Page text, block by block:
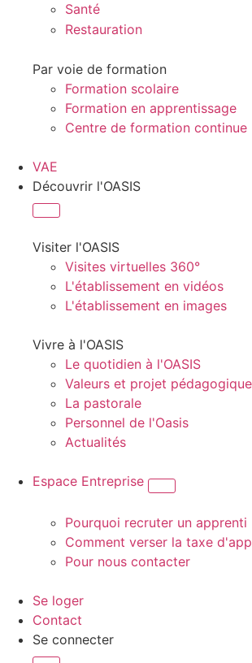
Santé
Restauration
Par voie de formation
Formation scolaire
Formation en apprentissage
Centre de formation continue
VAE
Découvrir l'OASIS
Visiter l'OASIS
Visites virtuelles 360°
L'établissement en vidéos
L'établissement en images
Vivre à l'OASIS
Le quotidien à l'OASIS
Valeurs et projet pédagogique
La pastorale
Personnel de l'Oasis
Actualités
Espace Entreprise
Pourquoi recruter un apprenti
Comment verser la taxe
Pour nous contacter
Se loger
Contact
Se connecter